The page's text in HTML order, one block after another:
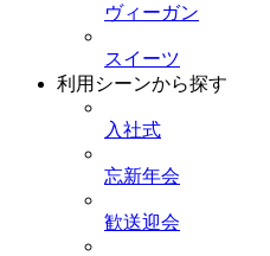
ヴィーガン
スイーツ
利用シーンから探す
入社式
忘新年会
歓送迎会